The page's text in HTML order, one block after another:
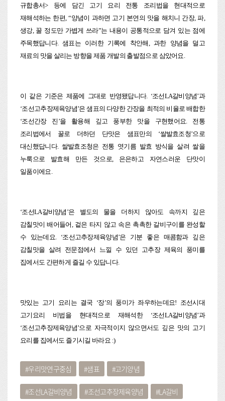
규합총서> 등에 담긴 고기 요리 전통 조리법을 현대적으로
재해석하는 한편, “양념이 과하면 고기 본연의 맛을 해치니 간장, 파,
생강, 꿀 정도만 가볍게 쓰라”는 내용이 공통적으로 담겨 있는 점에
주목했답니다. 샘표는 이러한 기록에 착안해, 과한 양념을 덜고
재료의 맛을 살리는 방향을 제품 개발의 출발점으로 삼았어요.
이 같은 기준은 제품에 그대로 반영됐답니다. ‘조선LA갈비양념’과
‘조선고추장제육양념’은 샘표의 다양한 간장을 최적의 비율로 배합한
‘조선간장 진’을 활용해 깊고 풍부한 맛을 구현했어요. 전통
조리법에서 꿀로 더하던 단맛은 샘표만의 ‘쌀발효조청’으로
대신했답니다. 쌀발효조청은 전통 엿기름 발효 방식을 살려 쌀을
누룩으로 발효해 만든 것으로, 은은하고 자연스러운 단맛이
일품이에요.
‘조선LA갈비양념’은 별도의 물을 더하지 않아도 속까지 깊은
감칠맛이 배어들어, 겉은 타지 않고 속은 촉촉한 갈비구이를 완성할
수 있는데요. ‘조선고추장제육양념’은 기분 좋은 매콤함과 깊은
감칠맛을 살려 전문점에서 느낄 수 있던 고추장 제육의 풍미를
집에서도 간편하게 즐길 수 있답니다.
맛있는 고기 요리는 결국 ‘장’의 풍미가 좌우하는데요! 조선시대
고기요리 비법을 현대적으로 재해석한 ‘조선LA갈비양념’과
‘조선고추장제육양념’으로 자극적이지 않으면서도 깊은 맛의 고기
요리를 집에서도 즐기시길 바라요 :)
우리맛연구중심 샘표 고기양념
조선LA갈비양념 조선고추장제육양념 LA갈비